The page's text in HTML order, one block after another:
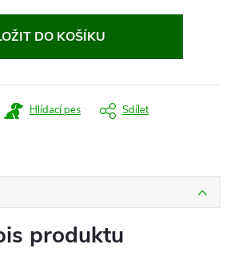
DO KOŠÍKU
Hlídací pes Sdílet
produktu